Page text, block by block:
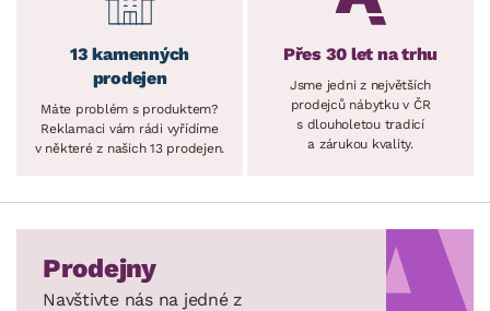
13 kamenných
prodejen
Máte problém s produktem?
Reklamaci vám rádi vyřídíme
v některé z našich 13 prodejen.
Přes 30 let na trhu
Jsme jedni z největších
prodejců nábytku v ČR
s dlouholetou tradicí
a zárukou kvality.
Prodejny
Navštivte nás na jedné z